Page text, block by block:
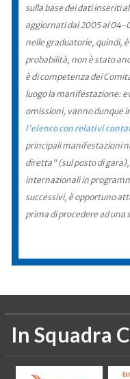
sulla base dei dati inseriti
aggiornati dal 2005 al 04-
nelle graduatorie, quindi,
probabilità, non è stato
è di competenza dei
luogo la manifestazione:
omissioni, vanno dunque
l'elenco con relativi
principali manifestazioni
diretta" (sul posto di
internazionali in
successivi, è opportuno
prima di procedere ad una
In Squadra